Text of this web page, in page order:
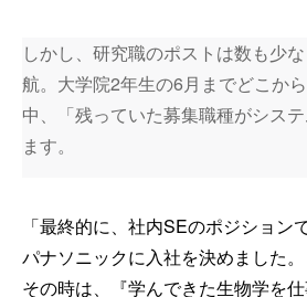
しかし、研究職のポストは数も少
航。大学院2年生の6月までどこか
中、「残っていた募集職種がシス
ます。
「最終的に、社内SEのポジション
パナソニックに入社を決めました。
その時は、『学んできた生物学を